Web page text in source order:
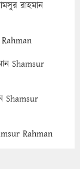
রাহমান
Shamsur
Shamsur
Rahman